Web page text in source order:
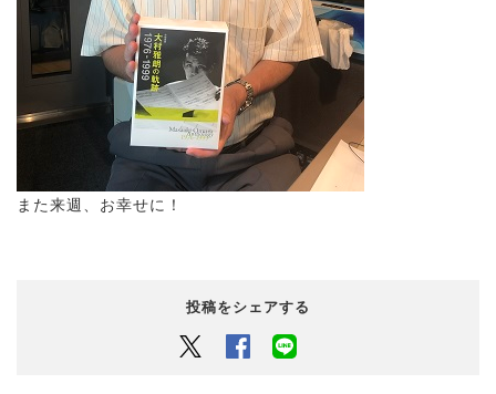
また来週、お幸せに！
投稿をシェアする
Twitter Facebook